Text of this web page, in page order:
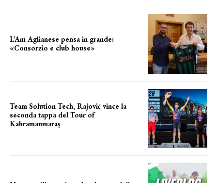
L’Am Aglianese pensa in grande:
«Consorzio e club house»
Team Solution Tech, Rajović vince la
seconda tappa del Tour of
Kahramanmaraş